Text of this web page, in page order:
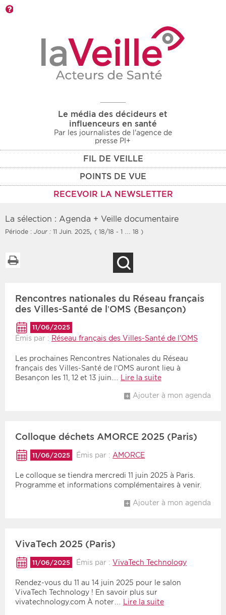
Le média des décideurs et
influenceurs en santé
Par les journalistes de l'agence de
presse PI+
FIL DE VEILLE
POINTS DE VUE
RECEVOIR LA NEWSLETTER
Rendez-vous des 7
prochains jours
Communiqués des 10
derniers jours
Type d'information
Rendez-vous
Communiqués
Médico-social
Zone géographique
Période
Choisir une date de fin
Tri
Chronologique
La sélection : Agenda + Veille documentaire
Période : Jour : 11 Juin. 2025, ( 18/18 - 1 … 18 )
Rencontres nationales du Réseau français
des Villes-Santé de l’OMS (Besançon)
11/06/2025
Émis par : Réseau français des Villes-Santé de l'OMS
Les prochaines Rencontres Nationales du Réseau
français des Villes-Santé de l’OMS auront lieu à
Besançon les 11, 12 et 13 juin…
Lire la suite
Ajouter à mon agenda
Colloque déchets AMORCE 2025 (Paris)
11/06/2025 Émis par : AMORCE
Le colloque se tiendra mercredi 11 juin 2025 à Paris.
Programme et informations complémentaires à venir.
Ajouter à mon agenda
VivaTech 2025 (Paris)
11/06/2025 Émis par :VivaTech Technology
Rendez-vous du 11 au 14 juin 2025 pour le salon
VivaTech Technology ! En savoir plus sur
vivatechnology.com À noter… Lire la suite